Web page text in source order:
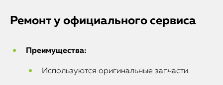
Ремонт у официального сервиса
Преимущества:
Используются оригинальные запчасти.